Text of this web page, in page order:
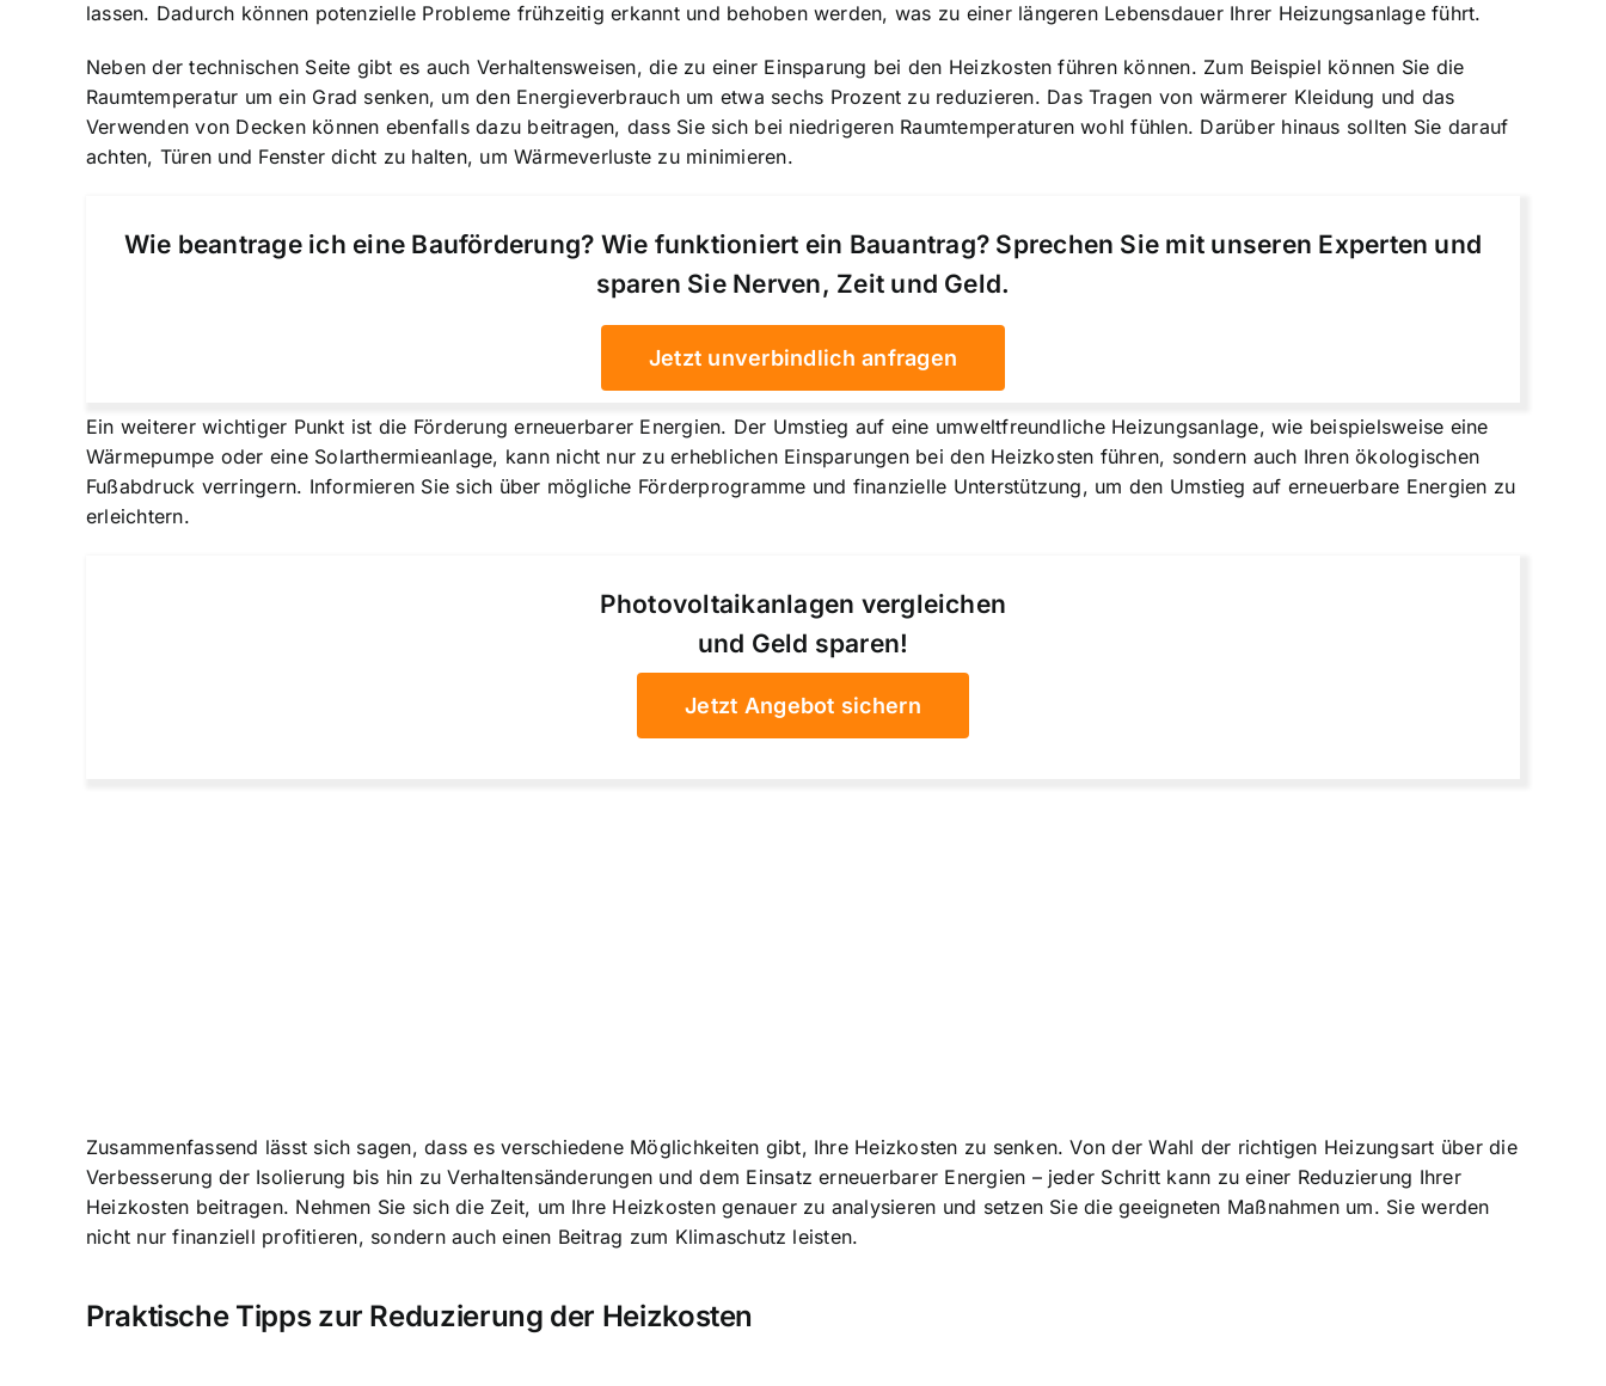
lassen. Dadurch können potenzielle Probleme frühzeitig erkannt und behoben werden, was zu einer längeren Lebensdauer Ihrer Heizungsanlage führt.
Neben der technischen Seite gibt es auch Verhaltensweisen, die zu einer Einsparung bei den Heizkosten führen können. Zum Beispiel können Sie die
Raumtemperatur um ein Grad senken, um den Energieverbrauch um etwa sechs Prozent zu reduzieren. Das Tragen von wärmerer Kleidung und das
Verwenden von Decken können ebenfalls dazu beitragen, dass Sie sich bei niedrigeren Raumtemperaturen wohl fühlen. Darüber hinaus sollten Sie darauf
achten, Türen und Fenster dicht zu halten, um Wärmeverluste zu minimieren.
Wie beantrage ich eine Bauförderung? Wie funktioniert ein Bauantrag? Sprechen Sie mit unseren Experten und
sparen Sie Nerven, Zeit und Geld.
Jetzt unverbindlich anfragen
Ein weiterer wichtiger Punkt ist die Förderung erneuerbarer Energien. Der Umstieg auf eine umweltfreundliche Heizungsanlage, wie beispielsweise eine
Wärmepumpe oder eine Solarthermieanlage, kann nicht nur zu erheblichen Einsparungen bei den Heizkosten führen, sondern auch Ihren ökologischen
Fußabdruck verringern. Informieren Sie sich über mögliche Förderprogramme und finanzielle Unterstützung, um den Umstieg auf erneuerbare Energien zu
erleichtern.
Photovoltaikanlagen vergleichen
und Geld sparen!
Jetzt Angebot sichern
Zusammenfassend lässt sich sagen, dass es verschiedene Möglichkeiten gibt, Ihre Heizkosten zu senken. Von der Wahl der richtigen Heizungsart über die
Verbesserung der Isolierung bis hin zu Verhaltensänderungen und dem Einsatz erneuerbarer Energien – jeder Schritt kann zu einer Reduzierung Ihrer
Heizkosten beitragen. Nehmen Sie sich die Zeit, um Ihre Heizkosten genauer zu analysieren und setzen Sie die geeigneten Maßnahmen um. Sie werden
nicht nur finanziell profitieren, sondern auch einen Beitrag zum Klimaschutz leisten.
Praktische Tipps zur Reduzierung der Heizkosten